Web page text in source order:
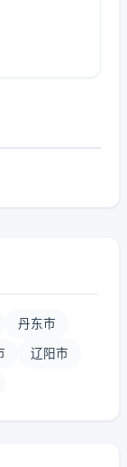
丹东市
辽阳市